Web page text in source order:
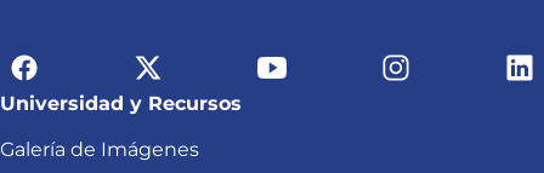
Universidad y Recursos
Galería de Imágenes